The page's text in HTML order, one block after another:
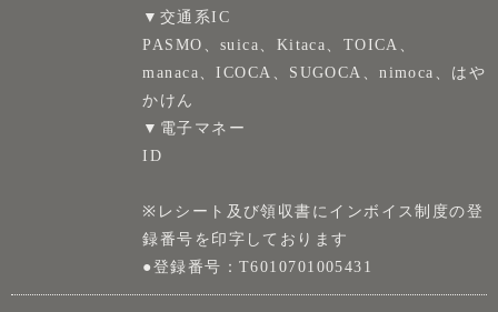
▼交通系IC
PASMO、suica、Kitaca、TOICA、
manaca、ICOCA、SUGOCA、nimoca、はや
かけん
▼電子マネー
ID
※レシート及び領収書にインボイス制度の登
録番号を印字しております
●登録番号：T6010701005431